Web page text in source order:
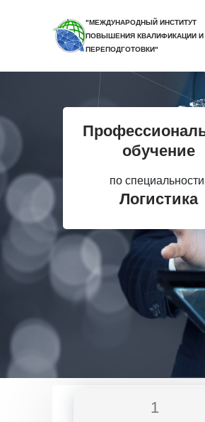
"МЕЖДУНАРОДНЫЙ ИНСТИТУТ
ПОВЫШЕНИЯ КВАЛИФИКАЦИИ И
ПЕРЕПОДГОТОВКИ"
обучение
по
Логистика
1